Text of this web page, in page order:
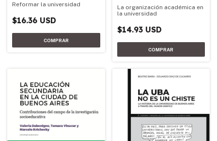
Reformar la universidad
$16.36 USD
La organización académica en
la universidad
$14.93 USD